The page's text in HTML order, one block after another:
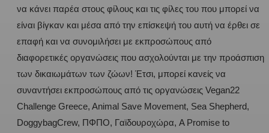
να κάνει παρέα στους φίλους και τις φίλες του που μπορεί να
είναι βίγκαν και μέσα από την επίσκεψή του αυτή να έρθει σε
επαφή και να συνομιλήσει με εκπροσώπους από
διαφορετικές οργανώσεις που ασχολούνται με την προάσπιση
των δικαιωμάτων των ζώων! Έτσι, μπορεί κανείς να
συναντήσει εκπροσώπους από τις οργανώσεις Vegan22
Challenge Greece, Animal Save Movement, Sea Shepherd,
DoggybagCrew, ΠΦΠΟ, Γαϊδουροχώρα, A Promise to